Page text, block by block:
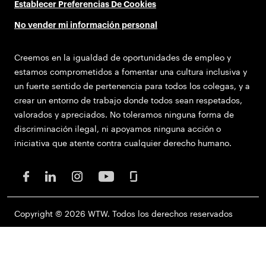
Establecer Preferencias De Cookies
No vender mi información personal
Creemos en la igualdad de oportunidades de empleo y
estamos comprometidos a fomentar una cultura inclusiva y
un fuerte sentido de pertenencia para todos los colegas, y a
crear un entorno de trabajo donde todos sean respetados,
valorados y apreciados. No toleramos ninguna forma de
discriminación ilegal, ni apoyamos ninguna acción o
iniciativa que atente contra cualquier derecho humano.
Copyright © 2026 WTW. Todos los derechos reservados